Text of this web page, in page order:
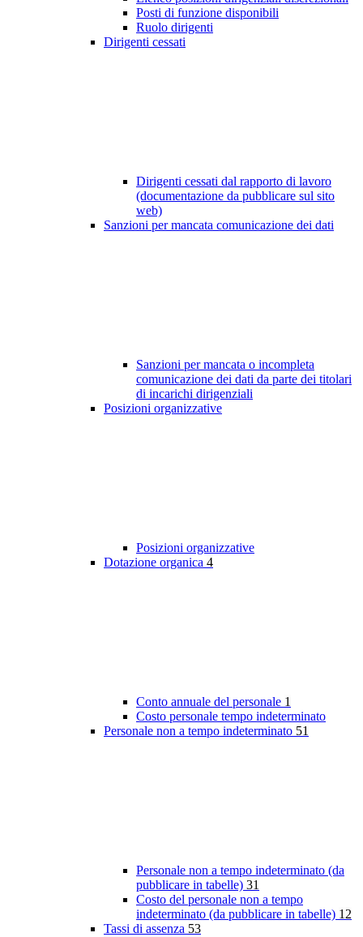
Posti di funzione disponibili
Ruolo dirigenti
Dirigenti cessati
Dirigenti cessati dal rapporto di lavoro
(documentazione da pubblicare sul sito
web)
Sanzioni per mancata comunicazione dei dati
Sanzioni per mancata o incompleta
comunicazione dei dati da parte dei titolari
di incarichi dirigenziali
Posizioni organizzative
Posizioni organizzative
Dotazione organica 4
Conto annuale del personale 1
Costo personale tempo indeterminato
Personale non a tempo indeterminato 51
Personale non a tempo indeterminato (da
pubblicare in tabelle) 31
Costo del personale non a tempo
indeterminato (da pubblicare in tabelle) 12
Tassi di assenza 53